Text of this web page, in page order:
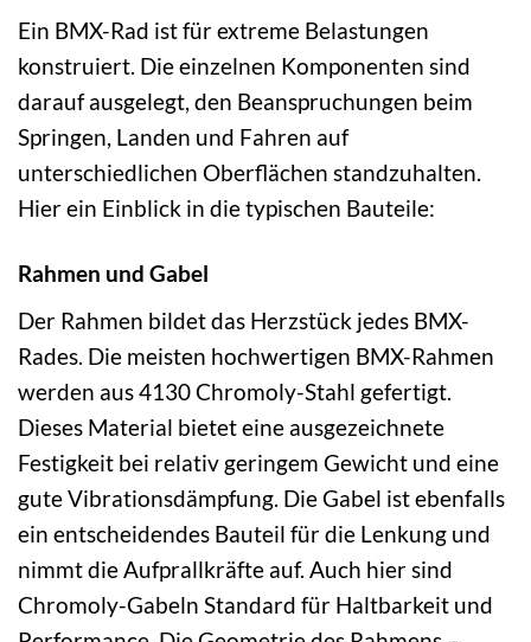
Ein BMX-Rad ist für extreme Belastungen
konstruiert. Die einzelnen Komponenten sind
darauf ausgelegt, den Beanspruchungen beim
Springen, Landen und Fahren auf
unterschiedlichen Oberflächen standzuhalten.
Hier ein Einblick in die typischen Bauteile:
Rahmen und Gabel
Der Rahmen bildet das Herzstück jedes BMX-
Rades. Die meisten hochwertigen BMX-Rahmen
werden aus 4130 Chromoly-Stahl gefertigt.
Dieses Material bietet eine ausgezeichnete
Festigkeit bei relativ geringem Gewicht und eine
gute Vibrationsdämpfung. Die Gabel ist ebenfalls
ein entscheidendes Bauteil für die Lenkung und
nimmt die Aufprallkräfte auf. Auch hier sind
Chromoly-Gabeln Standard für Haltbarkeit und